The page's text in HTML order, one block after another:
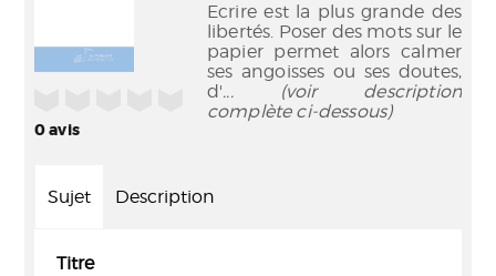
0avis
Ecrire est la plus grande des
libertés. Poser des mots sur le
papier permet alors calmer
ses angoisses ou ses doutes,
d'... (voir description
complète ci-dessous)
Sujet Description
Titre